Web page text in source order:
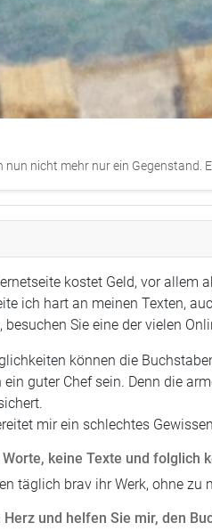
nun nicht mehr nur ein Gegenstand.
kostet Geld, vor
ich hart an meinen Texten,
besuchen Sie eine der vielen
können die
guter Chef sein. Denn die
mir ein schlechtes
keine Texte und folglich
täglich brav ihr Werk, ohne
und helfen Sie mir, den